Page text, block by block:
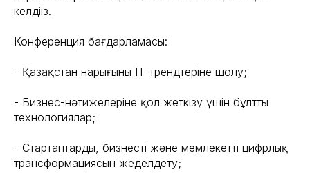
келдіңіз.
Конференция бағдарламасы:
- Қазақстан нарығының ІТ-трендтеріне шолу;
- Бизнес-нәтижелеріне қол жеткізу үшін бұлтты
технологиялар;
- Стартаптардың, бизнестің және мемлекеттің цифрлық
трансформациясын жеделдету;